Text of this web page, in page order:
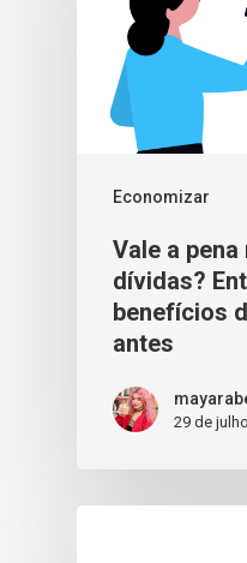
Economizar
Vale a
dívidas?
benefícios
antes
29 de